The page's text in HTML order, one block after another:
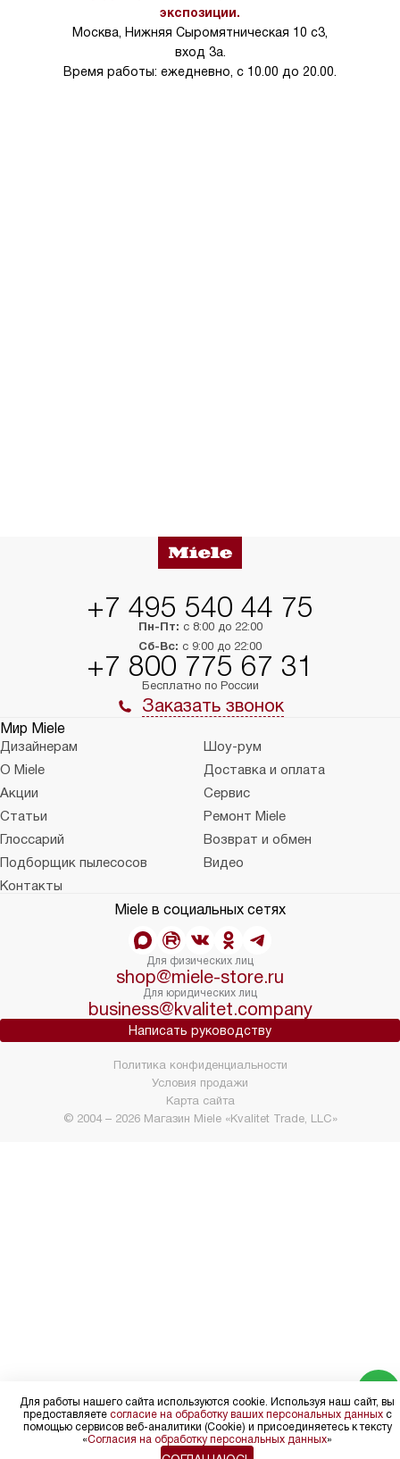
экспозиции.
Москва, Нижняя Сыромятническая 10 с3,
вход 3а.
Время работы: ежедневно, с 10.00 до 20.00.
+7 495 540 44 75
Пн-Пт: с 8:00 до 22:00
Сб-Вс: с 9:00 до 22:00
+7 800 775 67 31
Бесплатно по России
Заказать звонок
Мир Miele
Дизайнерам
Шоу-рум
О Miele
Доставка и оплата
Акции
Сервис
Статьи
Ремонт Miele
Глоссарий
Возврат и обмен
Подборщик пылесосов
Видео
Контакты
Miele в социальных сетях
Для физических лиц
shop@miele-store.ru
Для юридических лиц
business@kvalitet.company
Написать руководству
© 2004 – 2026 Магазин Miele «Kvalitet Trade, LLC»
Политика конфиденциальности
Условия продажи
Карта сайта
Для работы нашего сайта используются cookie. Используя наш сайт, вы
предоставляете согласие на обработку ваших персональных данныхс
помощью сервисов веб-аналитики (Cookie) и присоединяетесь к тексту
«Согласия на обработку персональных данных»